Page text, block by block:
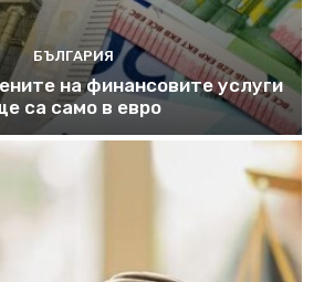
БЪЛГАРИЯ
на финансовите услуги
са само в евро